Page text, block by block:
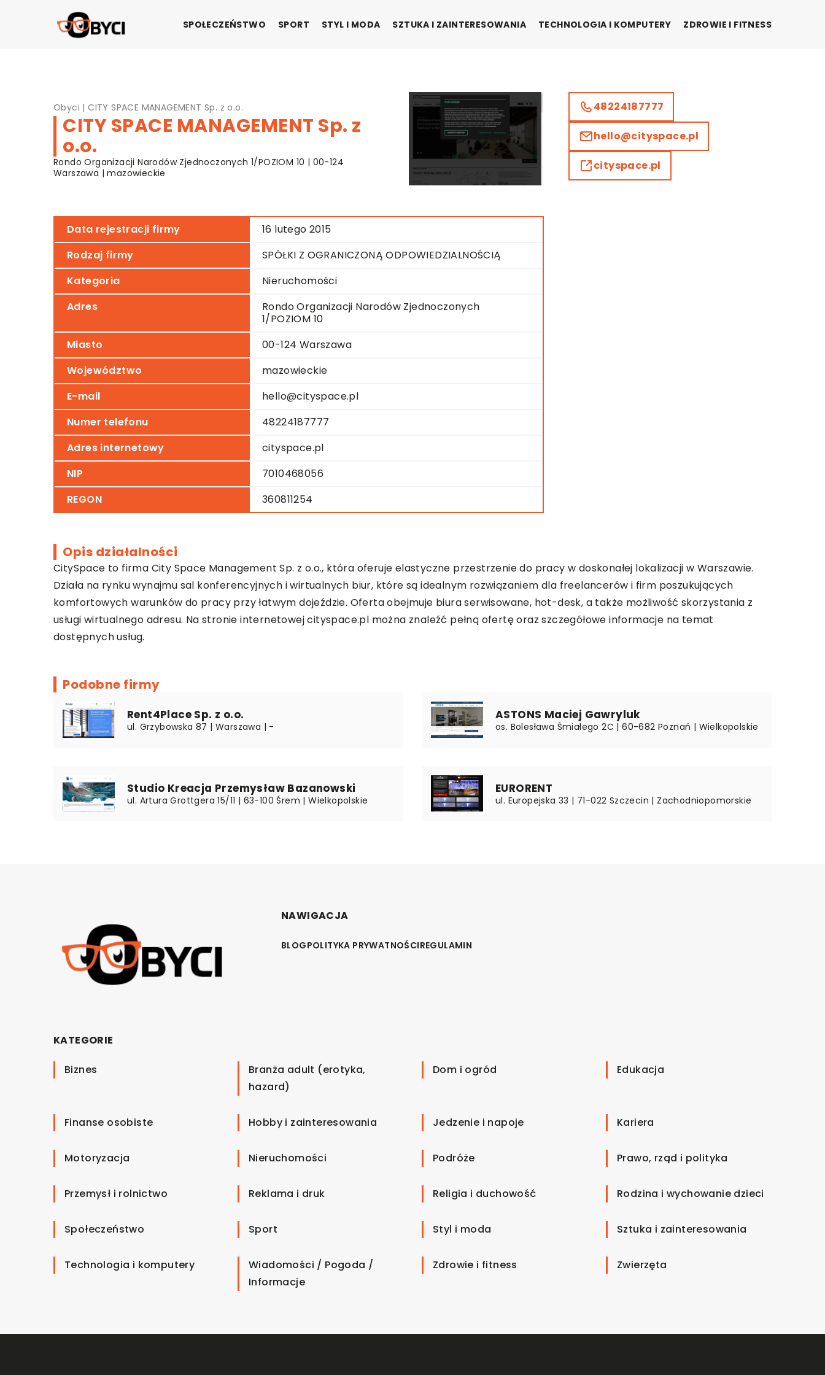
SPOŁECZEŃSTWO SPORT STYL I MODA SZTUKA I ZAINTERESOWANIA TECHNOLOGIA I KOMPUTERY ZDROWIE I FITNESS
Obyci |CITY SPACE MANAGEMENT Sp. z o.o.
CITY SPACE MANAGEMENT Sp. z
o.o.
Rondo Organizacji Narodów Zjednoczonych 1/POZIOM 10 | 00-124
Warszawa | mazowieckie
Data rejestracji firmy
16 lutego 2015
Rodzaj firmy
SPÓŁKI Z OGRANICZONĄ ODPOWIEDZIALNOŚCIĄ
Kategoria
Nieruchomości
Adres
Rondo Organizacji Narodów Zjednoczonych
1/POZIOM 10
Miasto
00-124 Warszawa
Województwo
mazowieckie
E-mail
hello@cityspace.pl
Numer telefonu
48224187777
Adres internetowy
cityspace.pl
NIP
7010468056
REGON
360811254
48224187777
hello@cityspace.pl
cityspace.pl
Opis działalności
CitySpace to firma City Space Management Sp. z o.o., która oferuje elastyczne przestrzenie do pracy w doskonałej lokalizacji w Warszawie.
Działa na rynku wynajmu sal konferencyjnych i wirtualnych biur, które są idealnym rozwiązaniem dla freelancerów i firm poszukujących
komfortowych warunków do pracy przy łatwym dojeździe. Oferta obejmuje biura serwisowane, hot-desk, a także możliwość skorzystania z
usługi wirtualnego adresu. Na stronie internetowej cityspace.pl można znaleźć pełną ofertę oraz szczegółowe informacje na temat
dostępnych usług.
Podobne firmy
Rent4Place Sp. z o.o.
ul. Grzybowska 87 | Warszawa | -
ASTONS Maciej Gawryluk
os. Bolesława Śmiałego 2C | 60-682 Poznań | Wielkopolskie
Studio Kreacja Przemysław Bazanowski
ul. Artura Grottgera 15/11 | 63-100 Śrem | Wielkopolskie
EURORENT
ul. Europejska 33 | 71-022 Szczecin | Zachodniopomorskie
NAWIGACJA
BLOGPOLITYKA PRYWATNOŚCIREGULAMIN
KATEGORIE
Biznes
Branża adult (erotyka,
hazard)
Dom i ogród Edukacja
Finanse osobiste Hobby i zainteresowania Jedzenie i napoje Kariera
Motoryzacja Nieruchomości Podróże Prawo, rząd i polityka
Przemysł i rolnictwo Reklama i druk Religia i duchowość Rodzina i wychowanie dzieci
Społeczeństwo Sport Styl i moda Sztuka i zainteresowania
Technologia i komputery
Wiadomości / Pogoda /
Informacje
Zdrowie i fitness Zwierzęta